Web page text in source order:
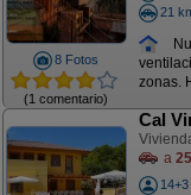
8 Fotos
(1 comentario)
21
zonas.
Cal
a